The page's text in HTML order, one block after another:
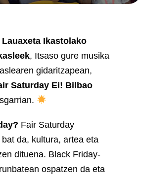
Lauaxeta Ikastolako
, Itsaso gure musika
gidaritzapean,
Saturday Ei! Bilbao
Fair Saturday
da, kultura, artea eta
dituena. Black Friday-
ospatzen da eta